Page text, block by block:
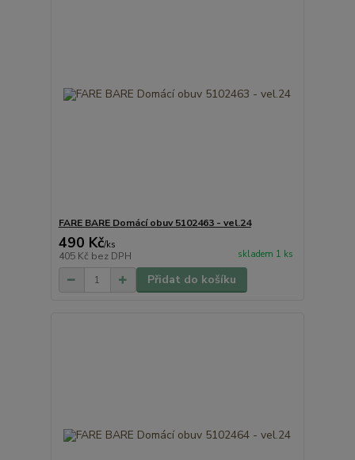
FARE BARE Domácí obuv 5102463 - vel.24
490 Kč/ks
405 Kč bez DPH skladem 1 ks
Přidat do košíku